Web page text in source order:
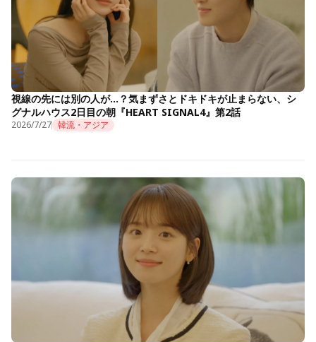
視線の先には別の人が…？気まずさとドキドキが止まらない、シ
グナルハウス2日目の朝『HEART SIGNAL4』第2話
2026/7/27 韓流・アジア